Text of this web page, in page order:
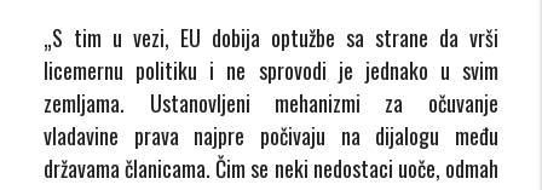
„S tim u vezi, EU dobija optužbe sa strane da vrši
licemernu politiku i ne sprovodi je jednako u svim
zemljama. Ustanovljeni mehanizmi za očuvanje
vladavine prava najpre počivaju na dijalogu među
državama članicama. Čim se neki nedostaci uoče, odmah